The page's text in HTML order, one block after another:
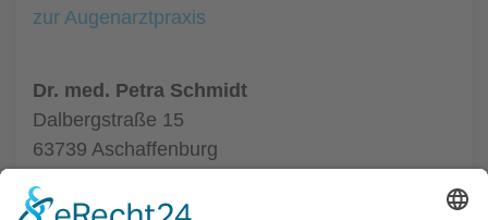
zur Augenarztpraxis
Dr. med. Petra Schmidt
Dalbergstraße 15
63739 Aschaffenburg
zur Augenarztpraxis